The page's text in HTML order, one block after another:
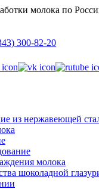
молока по
300-82-20
из нержавеющей
молока
шоколадной